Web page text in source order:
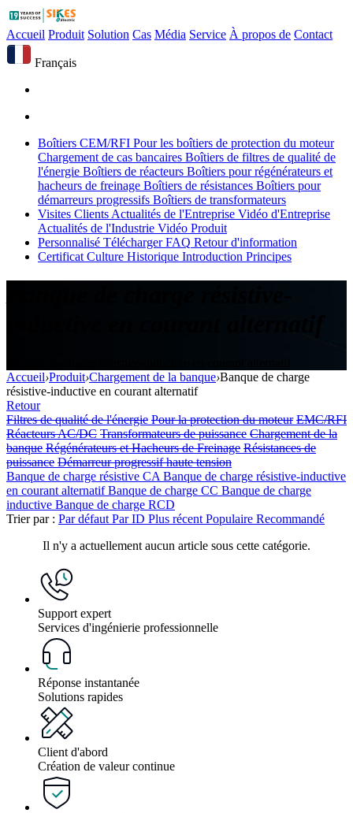
Accueil Produit Solution Cas Média Service À propos de Contact
Français
Boîtiers CEM/RFI Pour les boîtiers de protection du moteur
Chargement de cas bancaires Boîtiers de filtres de qualité de
l'énergie Boîtiers de réacteurs Boîtiers pour régénérateurs et
hacheurs de freinage Boîtiers de résistances Boîtiers pour
démarreurs progressifs Boîtiers de transformateurs
Visites Clients Actualités de l'Entreprise Vidéo d'Entreprise
Actualités de l'Industrie Vidéo Produit
Personnalisé Télécharger FAQ Retour d'information
Certificat Culture Historique Introduction Principes
Accueil›Produit›Chargement de la banque›Banque de charge
résistive-inductive en courant alternatif
Retour
Filtres de qualité de l'énergie Pour la protection du moteur EMC/RFI
Réacteurs AC/DC Transformateurs de puissance Chargement de la
banque Régénérateurs et Hacheurs de Freinage Résistances de
puissance Démarreur progressif haute tension
Banque de charge résistive CA Banque de charge résistive-inductive
en courant alternatifBanque de charge CC Banque de charge
inductive Banque de charge RCD
Trier par : Par défaut Par ID Plus récent Populaire Recommandé
Il n'y a actuellement aucun article sous cette catégorie.
Support expert
Services d'ingénierie professionnelle
Réponse instantanée
Solutions rapides
Client d'abord
Création de valeur continue